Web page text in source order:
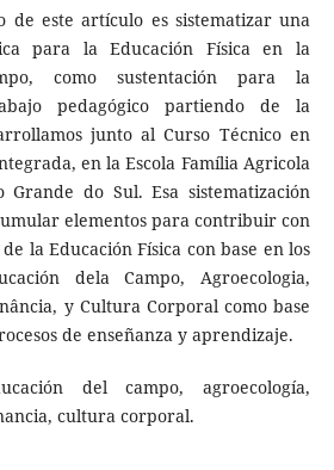
de este artículo es sistematizar una
para la Educación Física en la
como sustentación para la
pedagógico partiendo de la
junto al Curso Técnico en
en la Escola Família Agricola
Grande do Sul. Esa sistematización
elementos para contribuir con
la Educación Física con base en los
dela Campo, Agroecologia,
y Cultura Corporal como base
de enseñanza y aprendizaje.
del campo, agroecología,
cultura corporal.